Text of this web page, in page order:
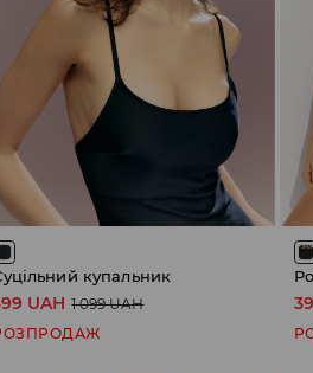
купальник
UAH 1 099 UAH